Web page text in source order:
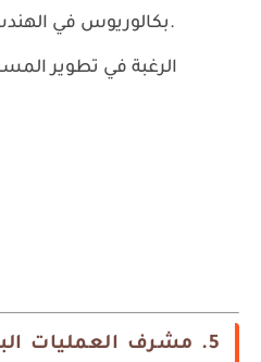
بكالوريوس في الهندسة أو تخصص ذي صلة.
الرغبة في تطوير